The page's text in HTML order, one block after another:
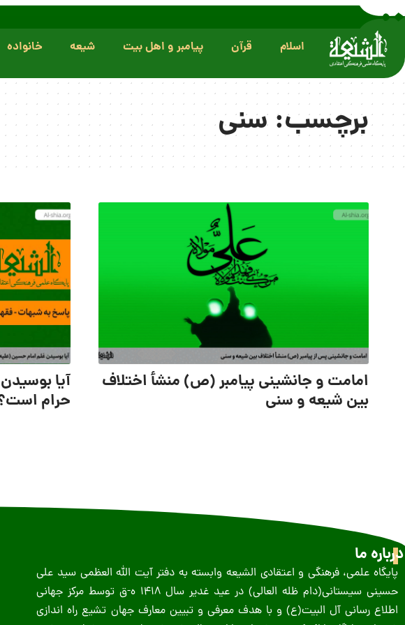
اسلام قرآن پیامبر و اهل بیت شیعه خانواده
برچسب:سنی
امامت و جانشینی پیامبر (ص) منشأ اختلاف
بین شیعه و سنی
آیا
حرام
درباره ما
پایگاه علمی، فرهنگی و اعتقادی الشیعه وابسته به دفتر آیت الله العظمى سید على
حسینى سیستانى(دام ظله العالی) در عید غدیر سال ١٤١٨ ه-ق توسط مرکز جهانی
اطلاع رسانی آل البیت(ع) و با هدف معرفی و تبیین معارف جهان تشیع راه اندازی